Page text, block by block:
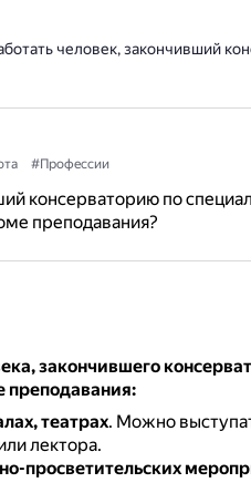
человек, закончивший
#Профессии
консерваторию по
преподавания?
закончившего
преподавания:
театрах. Можно
лектора.
просветительских